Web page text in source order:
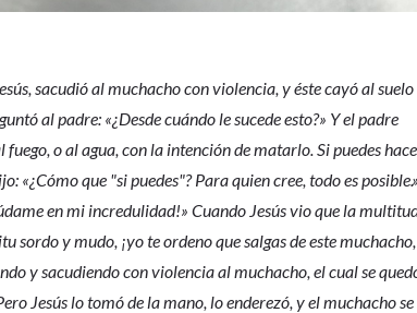
sacudió al muchacho con violencia, y éste cayó al suelo
al padre: «¿Desde cuándo le sucede esto?» Y el padre
o al agua, con la intención de matarlo. Si puedes
«¿Cómo que "si puedes"? Para quien cree, todo es
en mi incredulidad!» Cuando Jesús vio que la
y mudo, ¡yo te ordeno que salgas de este muchacho,
y sacudiendo con violencia al muchacho, el cual se
Jesús lo tomó de la mano, lo enderezó, y el muchacho se